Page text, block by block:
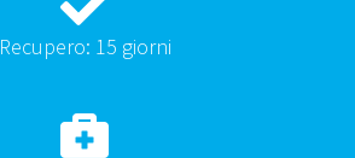
Recupero: 15 giorni